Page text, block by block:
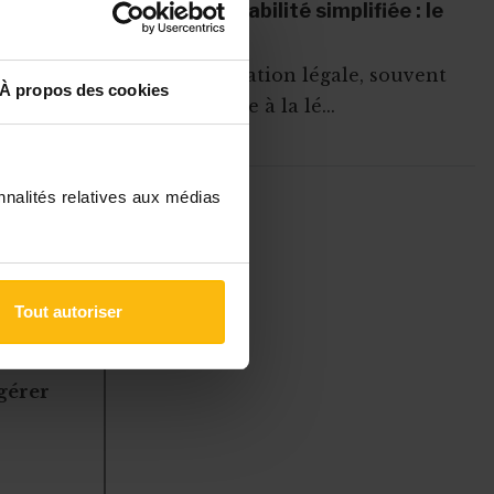
À propos des cookies
relatives aux médias
Tout autoriser
à 12
par une
de mois de
La comptabilité simplifiée : le
budget
Une obligation légale, souvent
hélas prise à la lé...
ABONNEZ-VOUS A